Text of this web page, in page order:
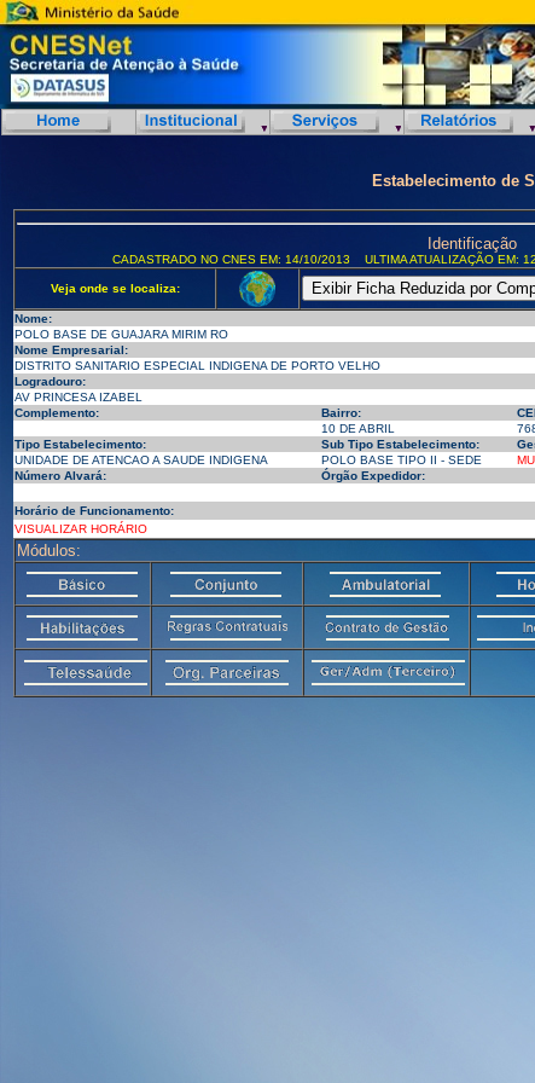
Estabelecimento de
Identificação
CADASTRADO NO CNES EM: 14/10/2013 ULTIMA ATUALIZAÇÃO EM:
Veja onde se localiza:
Nome:
POLO BASE DE GUAJARA MIRIM RO
Nome Empresarial:
DISTRITO SANITARIO ESPECIAL INDIGENA DE PORTO VELHO
Logradouro:
AV PRINCESA IZABEL
Complemento:
Bairro:
10 DE ABRIL
Tipo Estabelecimento:
Sub Tipo Estabelecimento:
UNIDADE DE ATENCAO A SAUDE INDIGENA
POLO BASE TIPO II - SEDE
Número Alvará:
Órgão Expedidor:
Horário de Funcionamento:
VISUALIZAR HORÁRIO
Módulos: